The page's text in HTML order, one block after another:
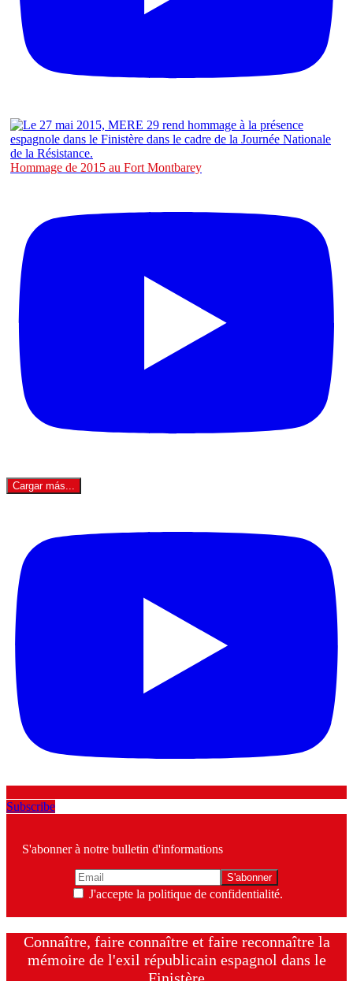
Hommage de 2015 au Fort Montbarey
Cargar más...
Subscribe
S'abonner à notre bulletin d'informations
J'accepte la politique de confidentialité.
Connaître, faire connaître et faire reconnaître la
mémoire de l'exil républicain espagnol dans le